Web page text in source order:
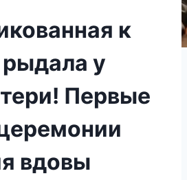
к
у
Первые
вдовы